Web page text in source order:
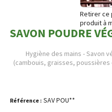
Retirer ce
produit à
SAVON POUDRE
Hygiène des mains - Savon
(cambouis, graisses,
Référence : SAV POU**